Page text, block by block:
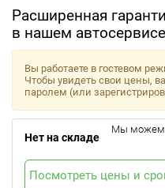
Расширенная
в нашем
Вы работаете в гостевом
Чтобы увидеть свои цены,
паролем (или
Нет на складе
Мы можем
Посмотреть цены и